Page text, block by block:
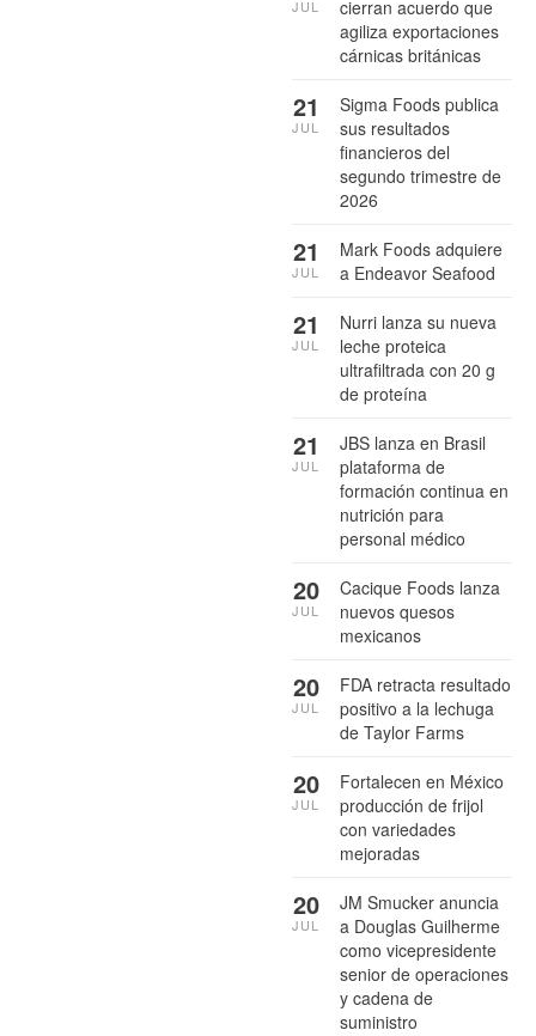
cierran acuerdo que
agiliza exportaciones
cárnicas británicas
JUL
Sigma Foods publica
sus resultados
financieros del
segundo trimestre de
2026
21
JUL
Mark Foods adquiere
a Endeavor Seafood
21
JUL
Nurri lanza su nueva
leche proteica
ultrafiltrada con 20 g
de proteína
21
JUL
JBS lanza en Brasil
plataforma de
formación continua en
nutrición para
personal médico
21
JUL
Cacique Foods lanza
nuevos quesos
mexicanos
20
JUL
FDA retracta resultado
positivo a la lechuga
de Taylor Farms
20
JUL
Fortalecen en México
producción de frijol
con variedades
mejoradas
20
JUL
JM Smucker anuncia
a Douglas Guilherme
como vicepresidente
senior de operaciones
y cadena de
suministro
20
JUL